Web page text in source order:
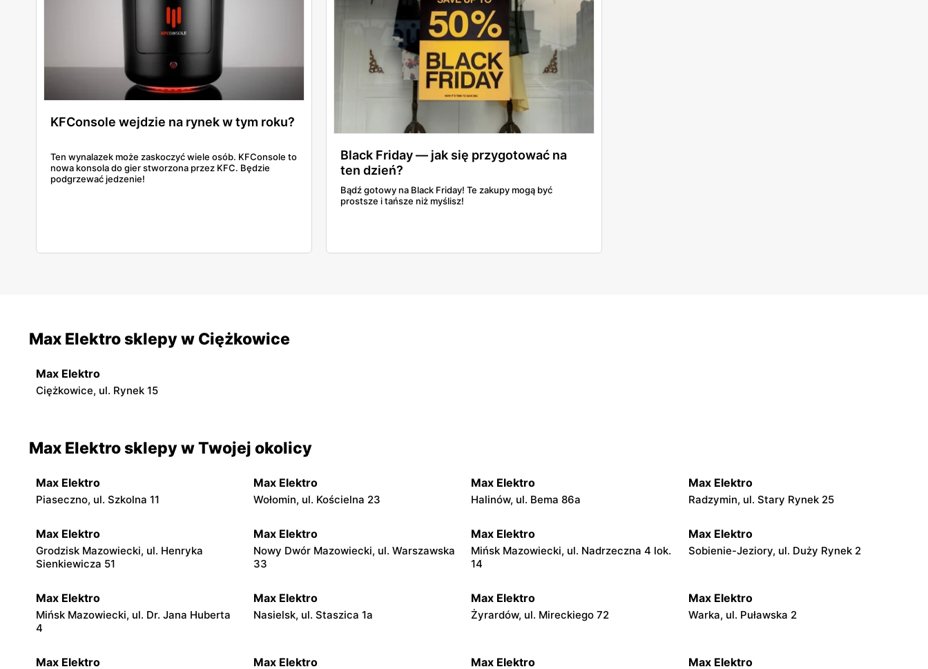
KFConsole wejdzie na rynek w tym roku?
Ten wynalazek może zaskoczyć wiele osób. KFConsole to
nowa konsola do gier stworzona przez KFC. Będzie
podgrzewać jedzenie!
Black Friday — jak się przygotować na
ten dzień?
Bądź gotowy na Black Friday! Te zakupy mogą być
prostsze i tańsze niż myślisz!
Max Elektro sklepy w Ciężkowice
Max Elektro
Ciężkowice, ul. Rynek 15
Max Elektro sklepy w Twojej okolicy
Max Elektro
Piaseczno, ul. Szkolna 11
Max Elektro
Wołomin, ul. Kościelna 23
Max Elektro
Halinów, ul. Bema 86a
Max Elektro
Radzymin, ul. Stary Rynek 25
Max Elektro
Grodzisk Mazowiecki, ul. Henryka
Sienkiewicza 51
Max Elektro
Nowy Dwór Mazowiecki, ul. Warszawska
33
Max Elektro
Mińsk Mazowiecki, ul. Nadrzeczna 4 lok.
14
Max Elektro
Sobienie-Jeziory, ul. Duży Rynek 2
Max Elektro
Mińsk Mazowiecki, ul. Dr. Jana Huberta
4
Max Elektro
Nasielsk, ul. Staszica 1a
Max Elektro
Żyrardów, ul. Mireckiego 72
Max Elektro
Warka, ul. Puławska 2
Max Elektro Max Elektro Max Elektro Max Elektro